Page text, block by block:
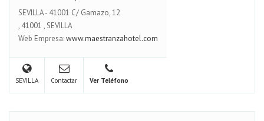
SEVILLA - 41001 C/ Gamazo, 12
, 41001 ,SEVILLA
Web Empresa:www.maestranzahotel.com
SEVILLA Contactar Ver Teléfono